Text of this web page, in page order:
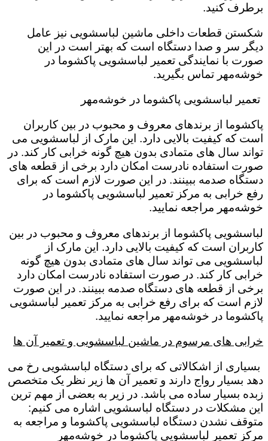
برطرف کنید.
شکستن قطعات داخلی ماشین لباسشویی نیز عامل
دیگر سر و صدا دستگاه است که بهتر است در این
صورت با نمایندگی تعمیر لباسشویی پاکشوما در
خوشه‌مهر تماس بگیرید.
تعمیر لباسشویی پاکشوما در خوشه‌مهر
پاکشوما از برندهای معروف و محبوب در بین کاربران
است که کیفیت بالایی دارد. این مارک از لباسشویی می
تواند سال های متمادی بدون هیچ گونه خرابی کار کند. در
صورت استفاده نادرست امکان دارد برخی از قطعه های
دستگاه صدمه ببینند. در این صورت لازم است که برای
رفع خرابی به مرکز تعمیر لباسشویی پاکشوما در
خوشه‌مهر مراجعه نمایید.
لباسشویی پاکشوما از برندهای معروف و محبوب در بین
کاربران است که کیفیت بالایی دارد. این مارک از
لباسشویی می تواند سال های متمادی بدون هیچ گونه
خرابی کار کند. در صورت استفاده نادرست امکان دارد
برخی از قطعه های دستگاه صدمه ببینند. در این صورت
لازم است که برای رفع خرابی به مرکز تعمیر لباسشویی
پاکشوما در خوشه‌مهر مراجعه نمایید.
خرابی های مرسوم در ماشین لباسشویی و تعمیر آن ها
بسیاری از اشکالاتی که برای دستگاه لباسشویی رخ می
دهد بسیار رواج دارند و تعمیر آن ها زیر نظر یک متخصص
زبده بسیار ساده می باشد. در زیر به بعضی از مهم ترین
این مشکلات در دستگاه لباسشویی اشاره می کنیم:
متوقف نشدن دستگاه لباسشویی پاکشوما و مراجعه به
مرکز تعمیر لباسشویی پاکشوما در خوشه‌مهر